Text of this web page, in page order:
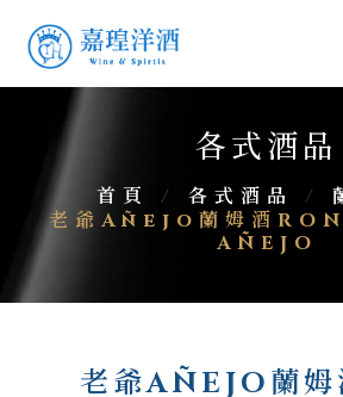
各式酒品
首頁 / 各式酒品 /
老爺Añejo蘭姆酒
AÑEJO
老爺AÑEJO蘭